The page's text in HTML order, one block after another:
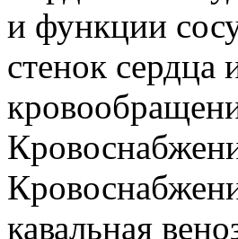
и функции
стенок сердца
кавальная